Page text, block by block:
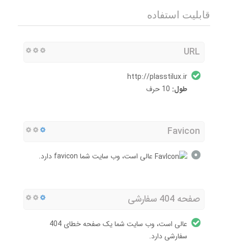
قابلیت استفاده
URL
http://plasstilux.ir
طول:
Favicon
عالی است، وب سایت شما favicon دارد.
صفحه 404 سفارشی
عالی است، وب سایت شما یک صفحه خطای 404
سفارشی دارد.